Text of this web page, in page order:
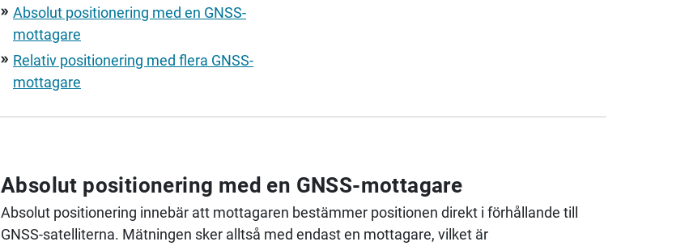
double_arrow Absolut positionering med en GNSS-
mottagare
double_arrow Relativ positionering med flera GNSS-
mottagare
Absolut positionering med en GNSS-mottagare
Absolut positionering innebär att mottagaren bestämmer positionen direkt i förhållande till
GNSS-satelliterna. Mätningen sker alltså med endast en mottagare, vilket är